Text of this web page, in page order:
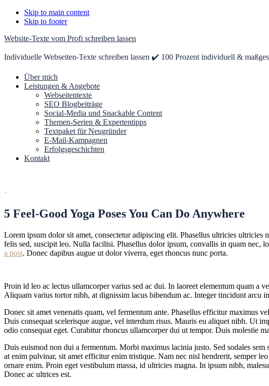
Skip to main content
Skip to footer
Website-Texte vom Profi schreiben lassen
Individuelle Webseiten-Texte schreiben lassen ✔️ 100 Prozent individuell &
Über mich
Leistungen & Angebote
Webseitentexte
SEO Blogbeiträge
Social-Media und Snackable Content
Themen-Serien & Expertentipps
Textpaket für Neugründer
E-Mail-Kampagnen
Erfolgsgeschichten
Kontakt
·
5 Feel-Good Yoga Poses You Can Do Anywhere
Lorem ipsum dolor sit amet, consectetur adipiscing elit. Phasellus ultricies
felis sed, suscipit leo. Nulla facilisi. Phasellus dolor ipsum, convallis in quam nec,
a post. Donec dapibus augue ut dolor viverra, eget rhoncus nunc porta.
Proin id leo ac lectus ullamcorper varius sed ac dui. In laoreet elementum quam
Aliquam varius tortor nibh, at dignissim lacus bibendum ac. Integer tincidunt arcu
Donec sit amet venenatis quam, vel fermentum ante. Phasellus efficitur maximus
Duis consequat scelerisque augue, vel interdum risus. Mauris eu aliquet nibh. Ut
odio consequat eget. Curabitur rhoncus ullamcorper dui ut tempor. Duis molestie
Duis euismod non dui a fermentum. Morbi maximus lacinia justo. Sed sodales
at enim pulvinar, sit amet efficitur enim tristique. Nam nec nisl hendrerit, semper
ornare enim. Proin eget vestibulum massa, id ultricies magna. In ipsum nibh,
Donec ac ultrices est.